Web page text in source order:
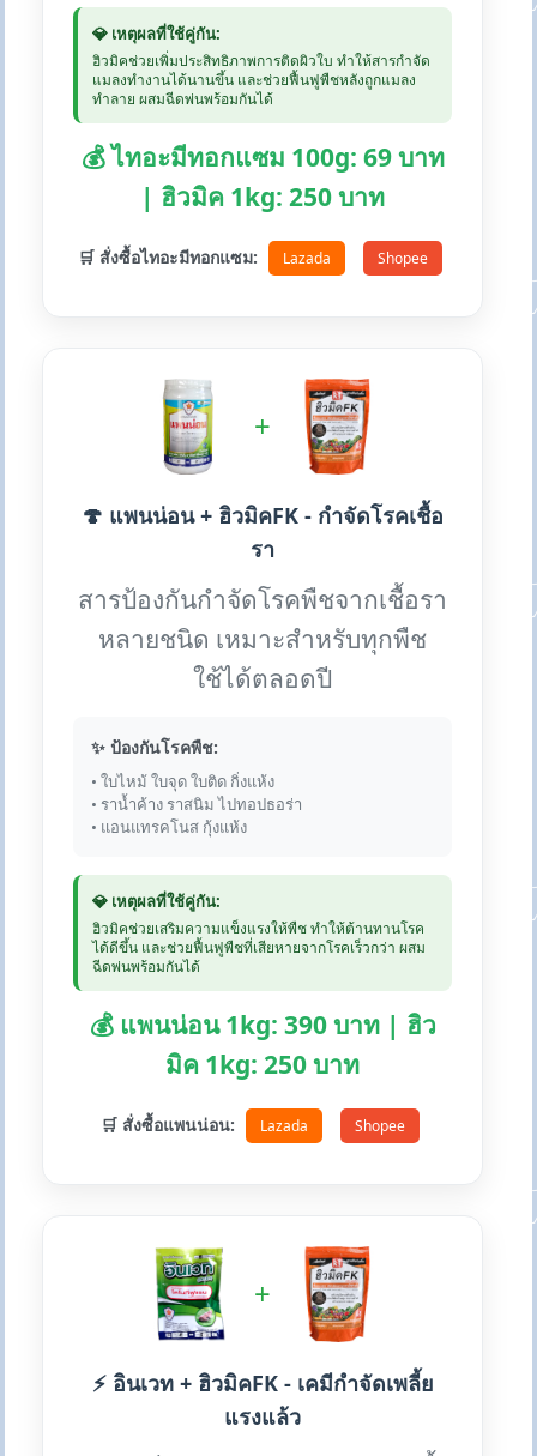
💎 เหตุผลที่ใช้คู่กัน:
ฮิวมิคช่วยเพิ่มประสิทธิภาพการติดผิวใบ ทำให้สารกำจัด
แมลงทำงานได้นานขึ้น และช่วยฟื้นฟูพืชหลังถูกแมลง
ทำลาย ผสมฉีดพ่นพร้อมกันได้
💰 ไทอะมีทอกแซม 100g: 69 บาท
| ฮิวมิค 1kg: 250 บาท
🛒 สั่งซื้อไทอะมีทอกแซม: Lazada Shopee
+
🍄 แพนน่อน + ฮิวมิคFK - กำจัดโรคเชื้อ
รา
สารป้องกันกำจัดโรคพืชจากเชื้อรา
หลายชนิด เหมาะสำหรับทุกพืช
ใช้ได้ตลอดปี
✨ ป้องกันโรคพืช:
• ใบไหม้ ใบจุด ใบติด กิ่งแห้ง
• ราน้ำค้าง ราสนิม ไปทอปธอร่า
• แอนแทรคโนส กุ้งแห้ง
💎 เหตุผลที่ใช้คู่กัน:
ฮิวมิคช่วยเสริมความแข็งแรงให้พืช ทำให้ต้านทานโรค
ได้ดีขึ้น และช่วยฟื้นฟูพืชที่เสียหายจากโรคเร็วกว่า ผสม
ฉีดพ่นพร้อมกันได้
💰 แพนน่อน 1kg: 390 บาท | ฮิว
มิค 1kg: 250 บาท
🛒 สั่งซื้อแพนน่อน: Lazada Shopee
+
⚡ อินเวท + ฮิวมิคFK - เคมีกำจัดเพลี้ย
แรงแล้ว